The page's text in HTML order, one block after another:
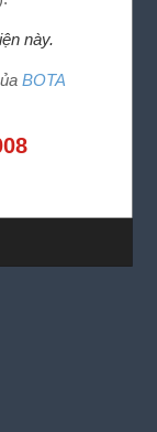
này.
BOTA